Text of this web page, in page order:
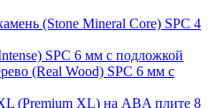
(Stone Mineral Core) SPC 4
SPC 6 мм с подложкой
(Real Wood) SPC 6 мм с
(Premium XL) на ABA плите 8